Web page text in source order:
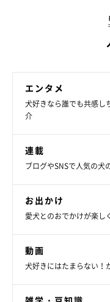
作
連載とは別の漫画が載っ
https://
写真や動画、日常の生活
・X（旧ツイッター）：
・Instagram：
エンタメ
犬好きなら誰でも共感し
介
連載
ブログやSNSで人気の犬
お出かけ
愛犬とのおでかけが楽し
動画
犬好きにはたまらない！